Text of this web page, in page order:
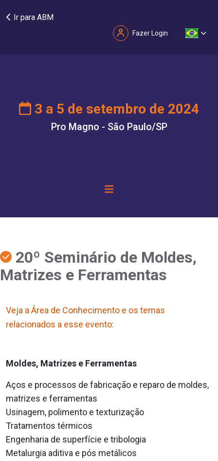
Ir para ABM
Fazer Login
3 a 5 de setembro de 2024
Pro Magno - São Paulo/SP
20º Seminário de Moldes,
Matrizes e Ferramentas
Veja a Área de Conhecimento e os temas
relacionados a esse evento:
Moldes, Matrizes e Ferramentas
Aços e processos de fabricação e reparo de moldes,
matrizes e ferramentas
Usinagem, polimento e texturização
Tratamentos térmicos
Engenharia de superfície e tribologia
Metalurgia aditiva e pós metálicos